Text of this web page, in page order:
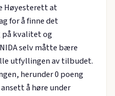
Høyesterett at
for å finne det
på kvalitet og
selv måtte bære
utfyllingen av tilbudet.
herunder 0 poeng
å høre under